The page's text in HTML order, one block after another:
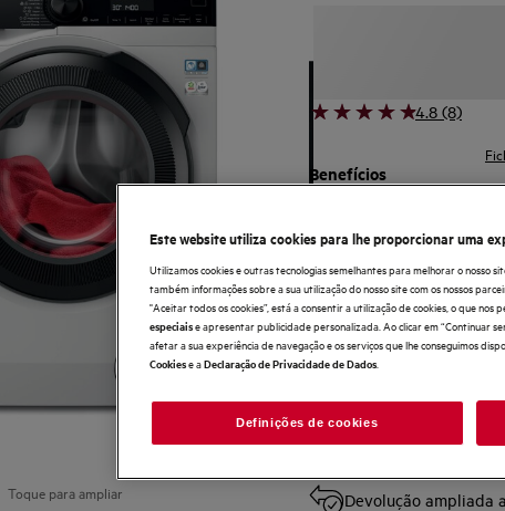
Toque para ampliar
4.8 (8)
Benefícios
O programa Steam Refresh
os vincos nas roupas
Ótima performance para cuidar
Compre diretamente à
Entrega ao domicílio
Recolha e
antigo
Devolução ampliada
Este website utiliza cookies para lhe proporcionar uma
Utilizamos cookies e outras tecnologias semelhantes para melhorar o nosso
também informações sobre a sua utilização do nosso site com os nossos
"Aceitar todos os cookies”, está a consentir a utilização de cookies, o que nos
especiaise apresentar publicidade personalizada. Ao clicar em “Continuar
afetar a sua experiência de navegação e os serviços que lhe conseguimos
Cookiese aDeclaração de Privacidade de Dados
Definições de cookies